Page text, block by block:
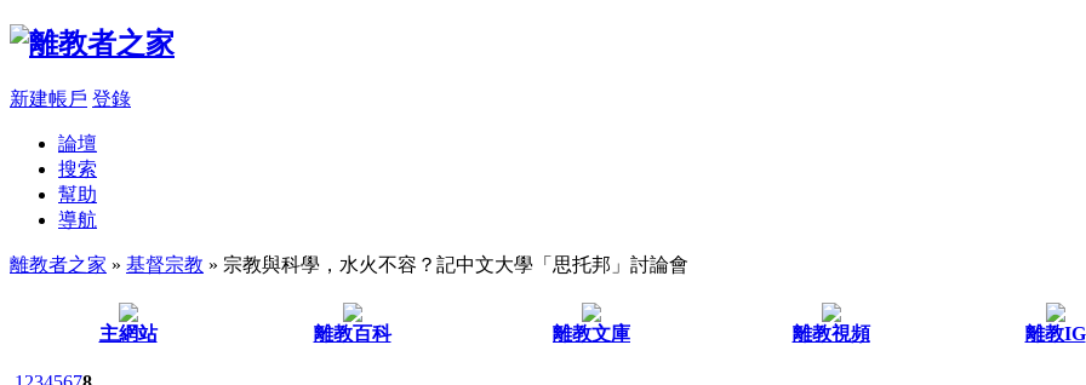
新建帳戶 登錄
論壇
搜索
幫助
導航
離教者之家 » 基督宗教 » 宗教與科學，水火不容？記中文大學「思托邦」討論會
主網站 離教百科 離教文庫 離教視頻 離教IG